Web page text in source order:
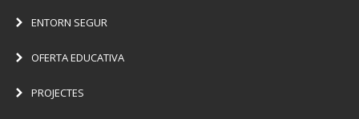
ENTORN SEGUR
OFERTA EDUCATIVA
PROJECTES